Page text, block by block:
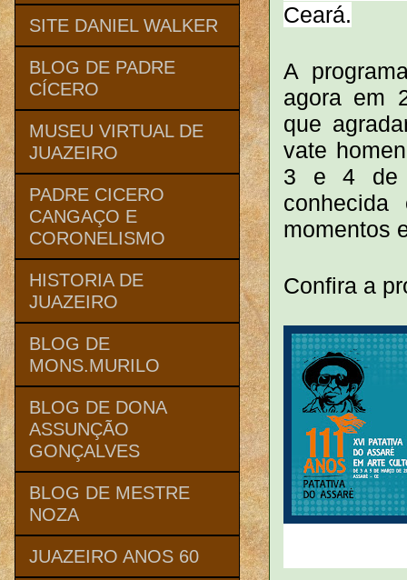
Ceará.
A
agora em
que
vate
3 e 4 de
momentos
Confira a
SITE DANIEL WALKER
BLOG DE PADRE
CÍCERO
MUSEU VIRTUAL DE
JUAZEIRO
PADRE CICERO
CANGAÇO E
CORONELISMO
HISTORIA DE
JUAZEIRO
BLOG DE
MONS.MURILO
BLOG DE DONA
ASSUNÇÃO
GONÇALVES
BLOG DE MESTRE
NOZA
JUAZEIRO ANOS 60